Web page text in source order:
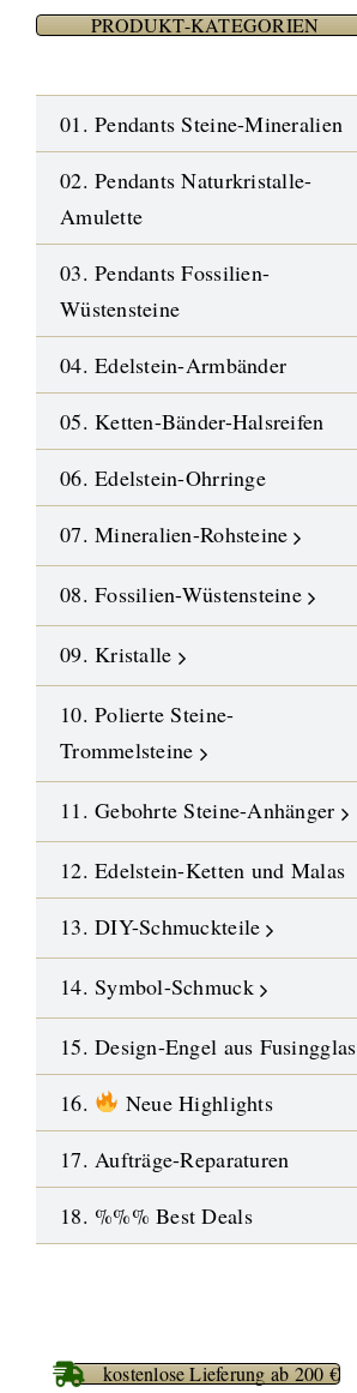
PRODUKT-KATEGORIEN
01. Pendants Steine-Mineralien
02. Pendants Naturkristalle-
Amulette
03. Pendants Fossilien-
Wüstensteine
04. Edelstein-Armbänder
05. Ketten-Bänder-Halsreifen
06. Edelstein-Ohrringe
07. Mineralien-Rohsteine
08. Fossilien-Wüstensteine
09. Kristalle
10. Polierte Steine-
Trommelsteine
11. Gebohrte Steine-Anhänger
12. Edelstein-Ketten und Malas
13. DIY-Schmuckteile
14. Symbol-Schmuck
15. Design-Engel aus Fusingglas
16.
Neue Highlights
17. Aufträge-Reparaturen
18. %%% Best Deals
kostenlose Lieferung ab 200 €